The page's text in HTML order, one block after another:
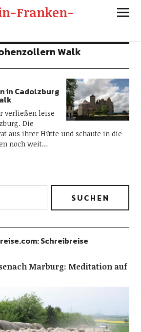
in-Franken-
Walk
in Cadolzburg
verließen leise
Die
aus ihrer Hütte und schaute in die
noch weit…
Schreibreise
Marburg: Meditation auf